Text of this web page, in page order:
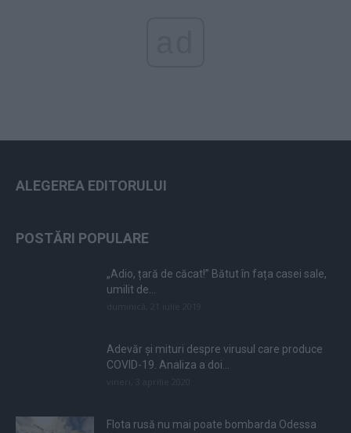
ALEGEREA EDITORULUI
POSTĂRI POPULARE
„Adio, țară de căcat!” Bătut în fața casei sale,
umilit de...
Adevăr și mituri despre virusul care produce
COVID-19. Analiza a doi...
Flota rusă nu mai poate bombarda Odessa